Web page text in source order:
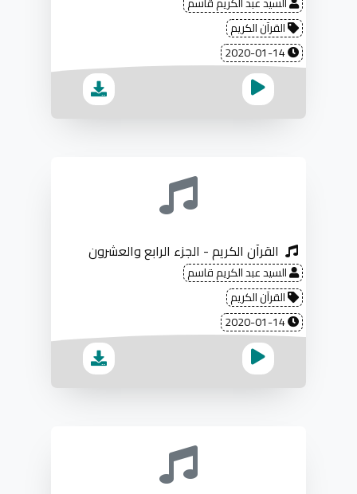
القرآن الكريم
القرآن الكريم - الجزء الرابع والعشرون
السيد عبد الكريم قاسم
القرآن الكريم